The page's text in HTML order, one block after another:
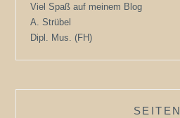
Viel Spaß auf meinem Blog
A. Strübel
Dipl. Mus. (FH)
SEITEN